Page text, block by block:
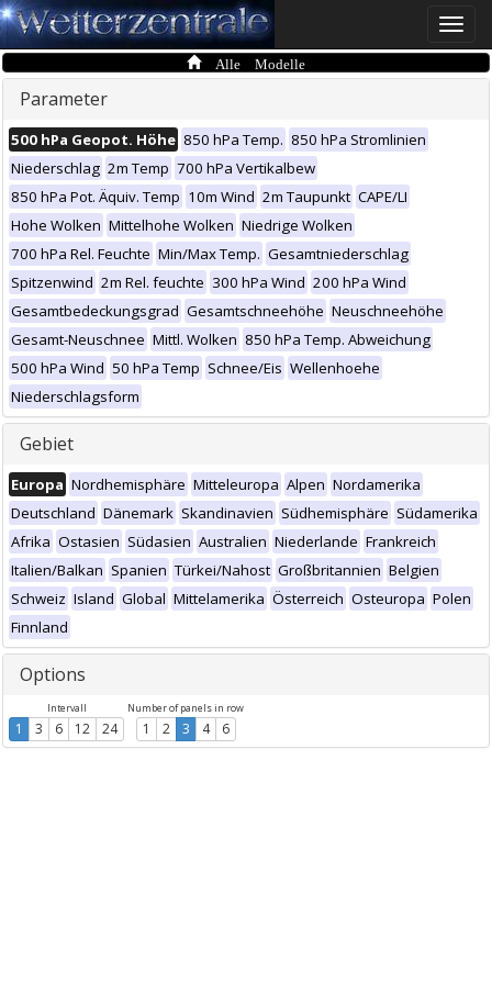
Toggle
Alle Modelle
Parameter
500 hPa Geopot. Höhe 850 hPa Temp. 850 hPa Stromlinien
Niederschlag 2m Temp 700 hPa Vertikalbew
850 hPa Pot. Äquiv. Temp 10m Wind 2m Taupunkt CAPE/LI
Hohe Wolken Mittelhohe Wolken Niedrige Wolken
700 hPa Rel. Feuchte Min/Max Temp. Gesamtniederschlag
Spitzenwind 2m Rel. feuchte 300 hPa Wind 200 hPa Wind
Gesamtbedeckungsgrad Gesamtschneehöhe Neuschneehöhe
Gesamt-Neuschnee Mittl. Wolken 850 hPa Temp. Abweichung
500 hPa Wind 50 hPa Temp Schnee/Eis Wellenhoehe
Niederschlagsform
Gebiet
Europa Nordhemisphäre Mitteleuropa Alpen Nordamerika
Deutschland Dänemark Skandinavien Südhemisphäre Südamerika
Afrika Ostasien Südasien Australien Niederlande Frankreich
Italien/Balkan Spanien Türkei/Nahost Großbritannien Belgien
Schweiz Island Global Mittelamerika Österreich Osteuropa Polen
Finnland
Options
Intervall
1 3 6 12 24
Number of panels in row
1 2 3 4 6